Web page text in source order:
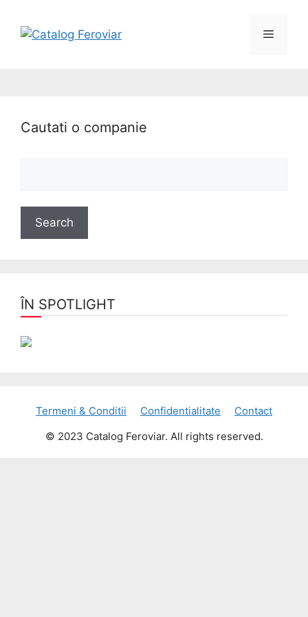
Cautati o companie
ÎN SPOTLIGHT
Termeni & Conditii Confidentialitate
Contact
© 2023 Catalog Feroviar. All rights reserved.